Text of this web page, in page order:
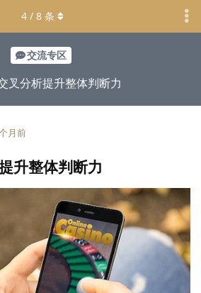
交流专区
叉分析提升整体判断力
4 / 8 条
月前
升整体判断力